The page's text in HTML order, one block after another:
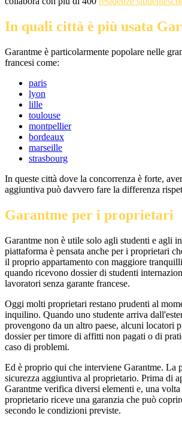
In quali città è più usata
Garantme è particolarmente popolare nelle
francesi come:
paris
lyon
lille
toulouse
montpellier
bordeaux
marseille
strasbourg
In queste città dove la concorrenza è forte,
aggiuntiva può davvero fare la differenza
Garantme per i proprietari
Garantme non è utile solo agli studenti e agli
piattaforma è pensata anche per i proprietari
il proprio appartamento con maggiore
quando ricevono dossier di studenti
lavoratori senza garante francese.
Oggi molti proprietari restano prudenti al
inquilino. Quando uno studente arriva
provengono da un altro paese, alcuni locatori
dossier per timore di affitti non pagati o di
caso di problemi.
Ed è proprio qui che interviene Garantme. La
sicurezza aggiuntiva al proprietario. Prima di
Garantme verifica diversi elementi e, una volta
proprietario riceve una garanzia che può
secondo le condizioni previste.